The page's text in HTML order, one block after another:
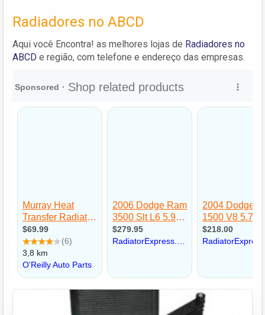
Radiadores no ABCD
Aqui você Encontra! as melhores lojas de Radiadores no
ABCD e região, com telefone e endereço das empresas.